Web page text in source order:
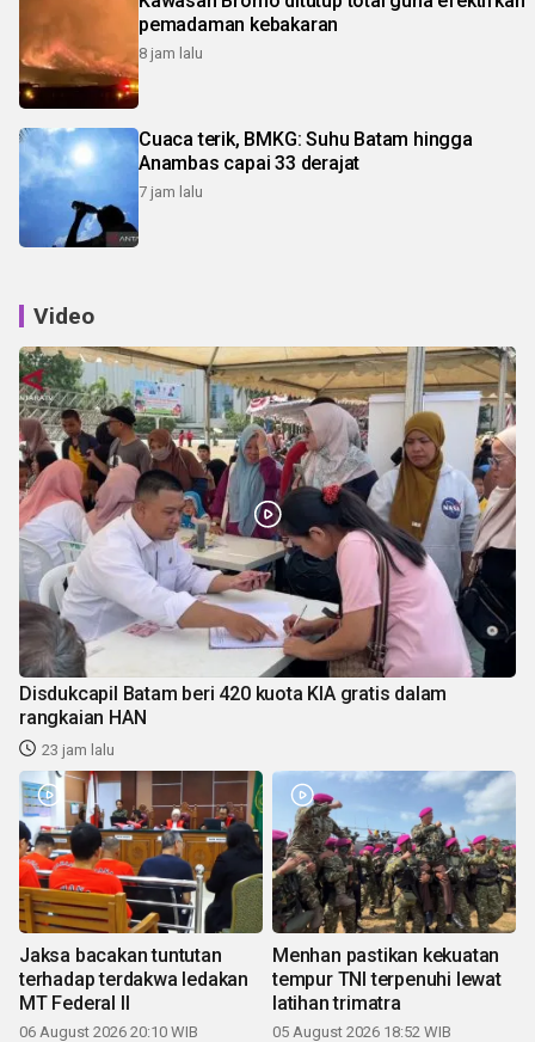
pemadaman kebakaran
8 jam lalu
Cuaca terik, BMKG: Suhu Batam hingga
Anambas capai 33 derajat
7 jam lalu
Video
Disdukcapil Batam beri 420 kuota KIA gratis dalam
rangkaian HAN
23 jam lalu
Jaksa bacakan tuntutan
terhadap terdakwa ledakan
MT Federal II
06 August 2026 20:10 WIB
Menhan pastikan kekuatan
tempur TNI terpenuhi lewat
latihan trimatra
05 August 2026 18:52 WIB